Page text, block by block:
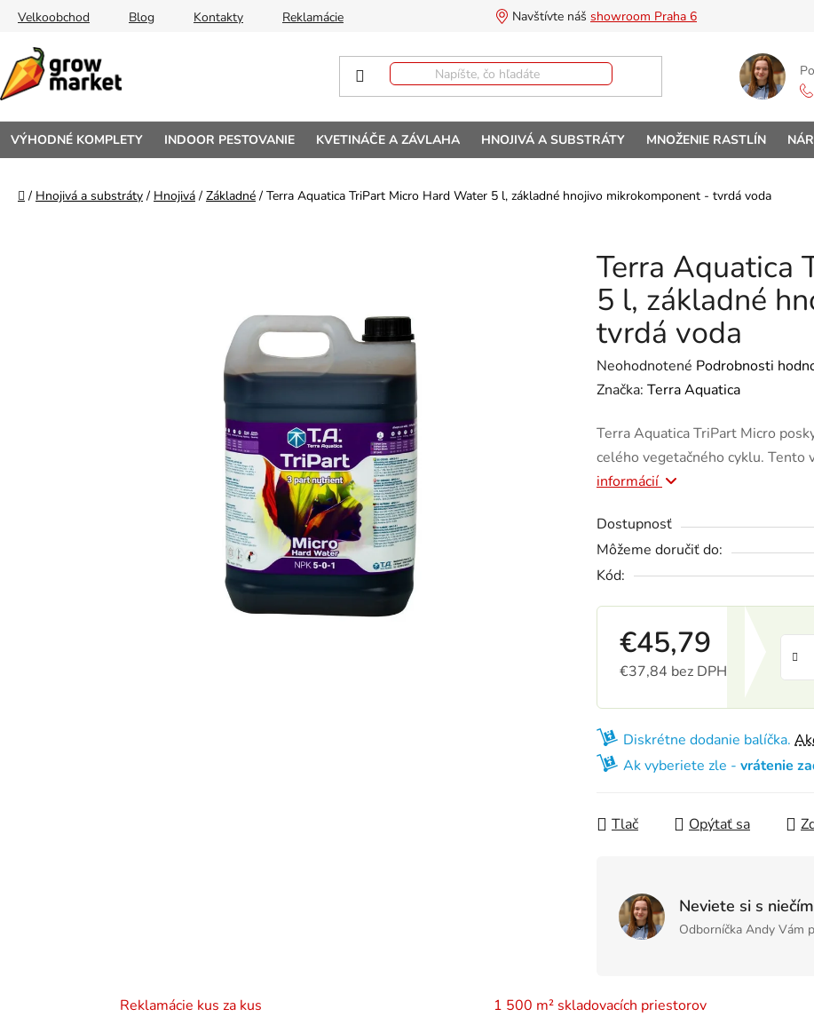
Prejsť na obsah
Velkoobchod Blog Kontakty Reklamácie Navštívte náš showroom Praha 6
VÝHODNÉ KOMPLETY INDOOR PESTOVANIE KVETINÁČE A ZÁVLAHA HNOJIVÁ A SUBSTRÁTY MNOŽENIE RASTLÍN
Domov
/ Hnojivá a substráty / Hnojivá / Základné / Terra Aquatica TriPart Micro Hard Water 5 l, základné hnojivo mikrokomponent - tvrdá voda
Terra Aquatica
5 l, základné
tvrdá voda
Priemerné hodnotenie produktu je
Neohodnotené Podrobnosti
Značka: Terra Aquatica
Terra Aquatica TriPart Micro
celého vegetačného cyklu. Tento
informácií
Dostupnosť
Môžeme doručiť do:
Kód:
€45,79
€37,84 bez DPH
Diskrétne dodanie balíčka.
Ak vyberiete zle - vrátenie
Tlač Opýtať sa
Neviete si s
Odborníčka Andy Vám
Reklamácie kus za kus 1 500 m² skladovacích priestorov